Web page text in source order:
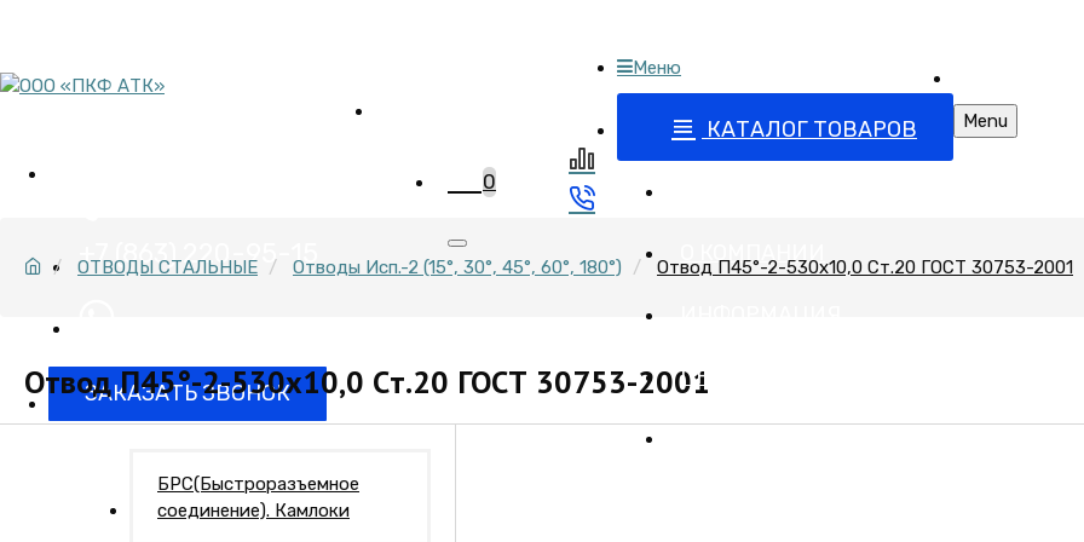
+7 (863) 220-95-15
ЗАКАЗАТЬ ЗВОНОК
Комплектация объектов
трубопроводной арматурой
0
Меню
КАТАЛОГ ТОВАРОВ
ПРАЙС
Menu
ОТВОДЫ СТАЛЬНЫЕ Отводы Исп.-2 (15°, 30°, 45°, 60°, 180°) Отвод П45°-2-530х10,0 Cт.20 ГОСТ 30753-2001
Отвод П45°-2-530х10,0 Cт.20 ГОСТ 30753-2001
БРС(Быстроразъемное
соединение). Камлоки